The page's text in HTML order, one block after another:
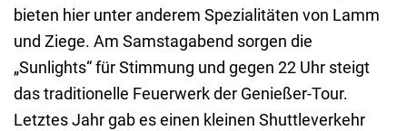
bieten hier unter anderem Spezialitäten von Lamm
und Ziege. Am Samstagabend sorgen die
„Sunlights“ für Stimmung und gegen 22 Uhr steigt
das traditionelle Feuerwerk der Genießer-Tour.
Letztes Jahr gab es einen kleinen Shuttleverkehr